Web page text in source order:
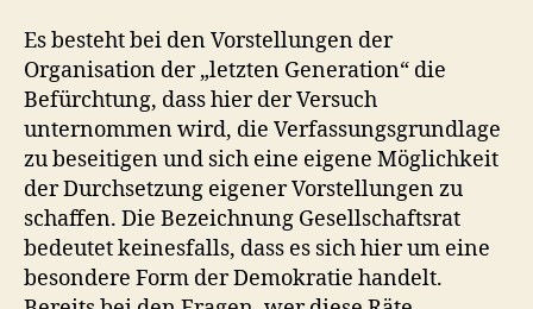
Es besteht bei den Vorstellungen der
Organisation der „letzten Generation“ die
Befürchtung, dass hier der Versuch
unternommen wird, die Verfassungsgrundlage
zu beseitigen und sich eine eigene Möglichkeit
der Durchsetzung eigener Vorstellungen zu
schaffen. Die Bezeichnung Gesellschaftsrat
bedeutet keinesfalls, dass es sich hier um eine
besondere Form der Demokratie handelt.